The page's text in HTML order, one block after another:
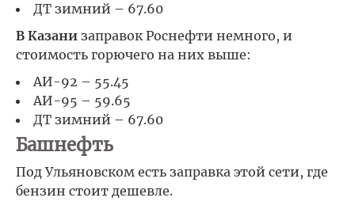
ДТ зимний – 67.60
В Казани заправок Роснефти немного, и
стоимость горючего на них выше:
АИ-92 – 55.45
АИ-95 – 59.65
ДТ зимний – 67.60
Башнефть
Под Ульяновском есть заправка этой сети, где
бензин стоит дешевле.